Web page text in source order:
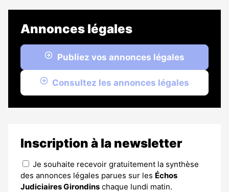
Annonces légales
Publiez vos annonces légales
Consultez les annonces légales
Inscription à la newsletter
Je souhaite recevoir gratuitement la synthèse
des annonces légales parues sur les Échos
Judiciaires Girondins chaque lundi matin.